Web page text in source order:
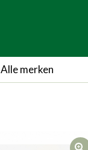
Alle merken